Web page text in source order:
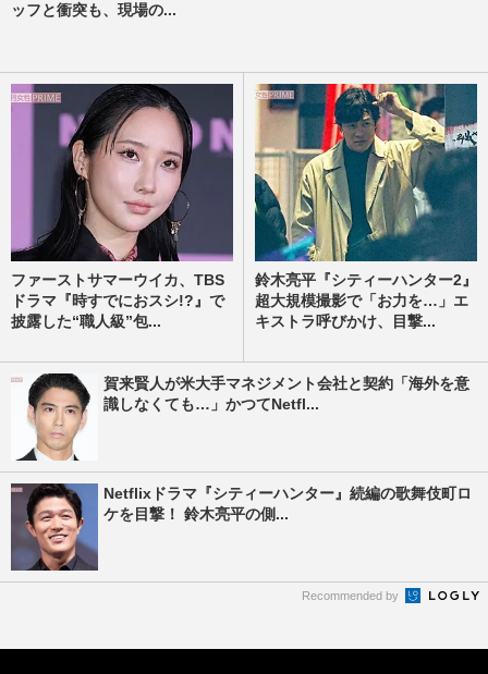
ッフと衝突も、現場の...
ファーストサマーウイカ、TBS
ドラマ『時すでにおスシ!?』で
披露した“職人級”包...
鈴木亮平『シティーハンター2』
超大規模撮影で「お力を…」エ
キストラ呼びかけ、目撃...
賀来賢人が米大手マネジメント会社と契約「海外を意
識しなくても…」かつてNetfl...
Netflixドラマ『シティーハンター』続編の歌舞伎町ロ
ケを目撃！ 鈴木亮平の側...
Recommended by